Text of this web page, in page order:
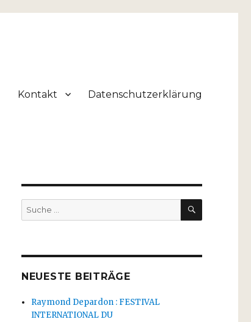
Kontakt Datenschutzerklärung
Suche
nach:
SUCHEN
NEUESTE BEITRÄGE
Raymond Depardon : FESTIVAL
INTERNATIONAL DU